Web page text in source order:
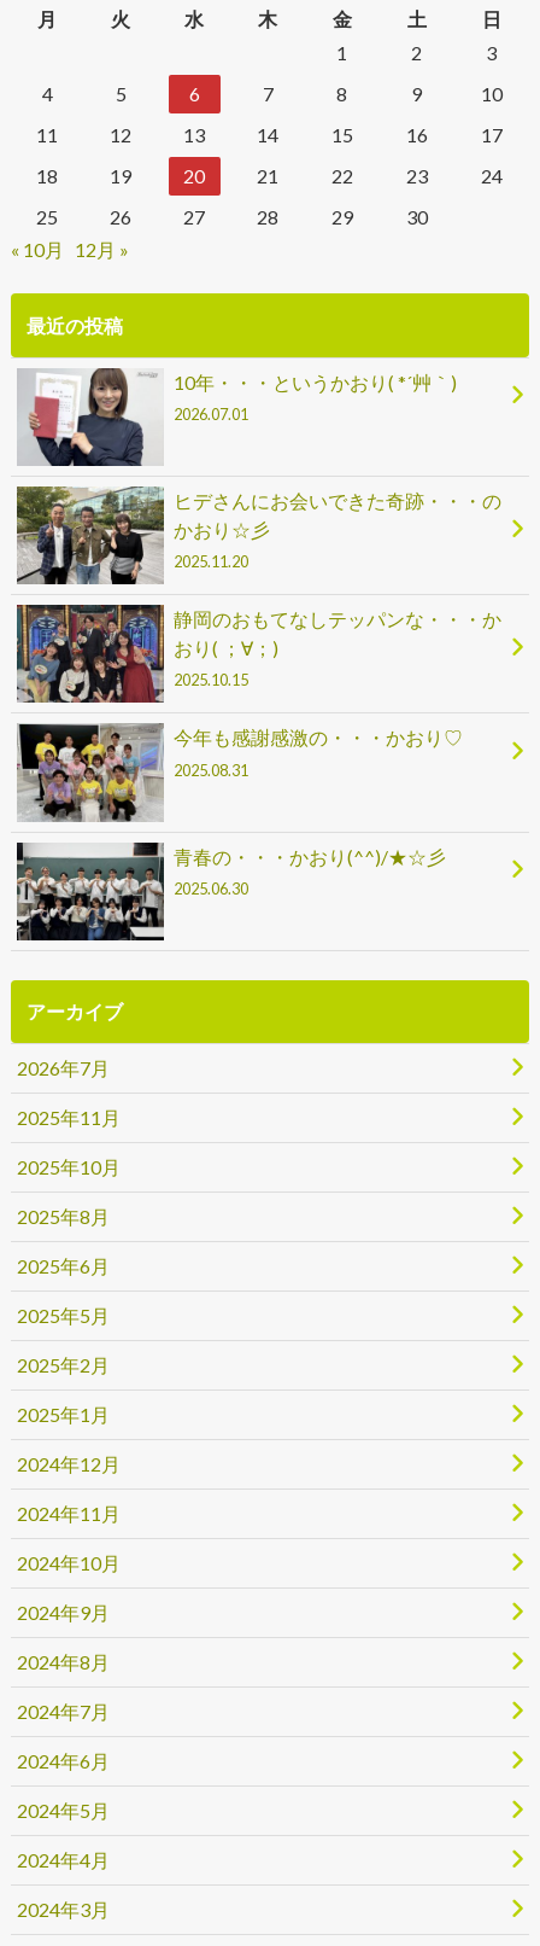
月
火 水 木 金 土
日
1
2
3
4
5 6 7 8 9
10
11
12 13 14 15 16
17
18
19 20 21 22 23
24
25
26 27 28 29
30
« 10月
12月 »
最近の投稿
10年・・・というかおり( *´艸｀)
2026.07.01
ヒデさんにお会いできた奇跡・・・の
かおり☆彡
2025.11.20
静岡のおもてなしテッパンな・・・か
おり( ；∀；)
2025.10.15
今年も感謝感激の・・・かおり♡
2025.08.31
青春の・・・かおり(^^)/★☆彡
2025.06.30
アーカイブ
2026年7月
2025年11月
2025年10月
2025年8月
2025年6月
2025年5月
2025年2月
2025年1月
2024年12月
2024年11月
2024年10月
2024年9月
2024年8月
2024年7月
2024年6月
2024年5月
2024年4月
2024年3月